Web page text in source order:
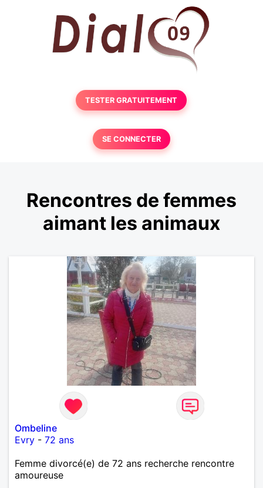
TESTER GRATUITEMENT
SE CONNECTER
Rencontres de femmes
aimant les animaux
Ombeline
Evry - 72 ans
Femme divorcé(e) de 72 ans recherche rencontre
amoureuse